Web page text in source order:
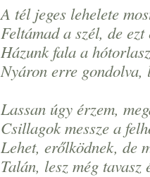
A tél jeges lehelete
Feltámad a szél, de
Házunk fala a
Nyáron erre gondolva,
Lassan úgy érzem,
Csillagok messze a
Lehet, erőlködnek, de
Talán, lesz még